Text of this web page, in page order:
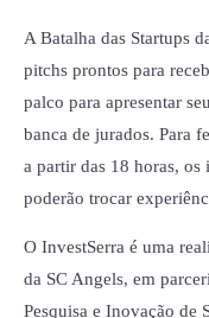
A Batalha das Startups
pitchs prontos para
palco para apresentar
banca de jurados. Para
a partir das 18 horas, os
poderão trocar
O InvestSerra é uma
da SC Angels, em
Pesquisa e Inovação de